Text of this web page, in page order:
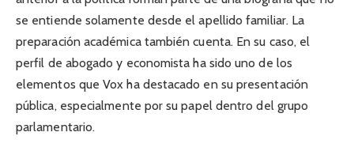
se entiende solamente desde el apellido familiar. La
preparación académica también cuenta. En su caso, el
perfil de abogado y economista ha sido uno de los
elementos que Vox ha destacado en su presentación
pública, especialmente por su papel dentro del grupo
parlamentario.